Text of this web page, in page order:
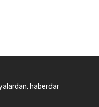
haberdar